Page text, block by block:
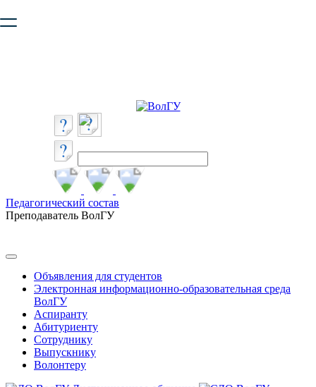
безопасную работу с сайтом. Пожалуйста
Педагогический состав
Преподаватель ВолГУ
Объявления для студентов
Электронная информационно-образовательная среда
ВолГУ
Аспиранту
Абитуриенту
Сотруднику
Выпускнику
Волонтеру